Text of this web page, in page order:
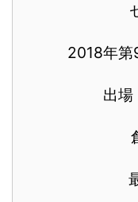
2018年第
出場